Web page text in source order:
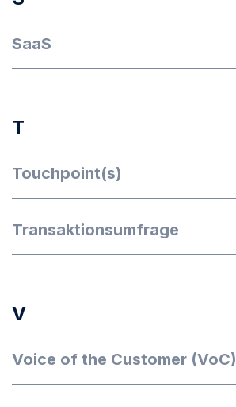
SaaS
T
Touchpoint(s)
Transaktionsumfrage
V
Voice of the Customer (VoC)